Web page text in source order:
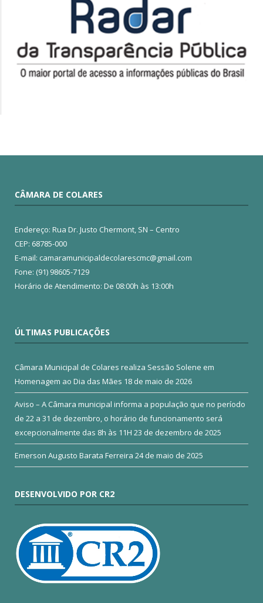
CÂMARA DE COLARES
Endereço: Rua Dr. Justo Chermont, SN – Centro
CEP: 68785-000
E-mail: camaramunicipaldecolarescmc@gmail.com
Fone: (91) 98605-7129
Horário de Atendimento: De 08:00h às 13:00h
ÚLTIMAS PUBLICAÇÕES
Câmara Municipal de Colares realiza Sessão Solene em
Homenagem ao Dia das Mães 18 de maio de 2026
Aviso – A Câmara municipal informa a população que no período
de 22 a 31 de dezembro, o horário de funcionamento será
excepcionalmente das 8h às 11H 23 de dezembro de 2025
Emerson Augusto Barata Ferreira 24 de maio de 2025
DESENVOLVIDO POR CR2